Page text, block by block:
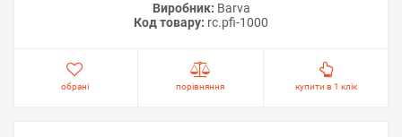
Виробник: Barva
Код товару: rc.pfi-1000
обрані порівняння купити в 1 клік